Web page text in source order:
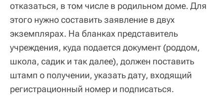
отказаться, в том числе в родильном доме. Для
этого нужно составить заявление в двух
экземплярах. На бланках представитель
учреждения, куда подается документ (роддом,
школа, садик и так далее), должен поставить
штамп о получении, указать дату, входящий
регистрационный номер и подписаться.